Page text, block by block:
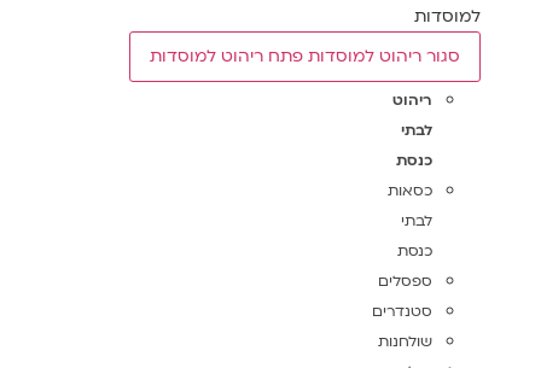
למוסדות
סגור ריהוט למוסדות פתח ריהוט למוסדות
ריהוט
לבתי
כנסת
כסאות
לבתי
כנסת
ספסלים
סטנדרים
שולחנות